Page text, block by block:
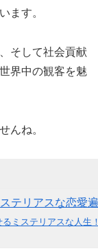
ます。
そして社会貢献
界中の観客を魅
んね。
テリアスな恋愛
ミステリアスな人生